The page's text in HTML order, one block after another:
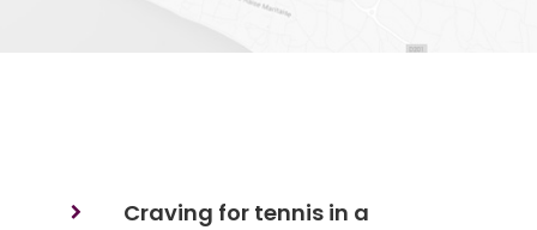
Craving for tennis in a